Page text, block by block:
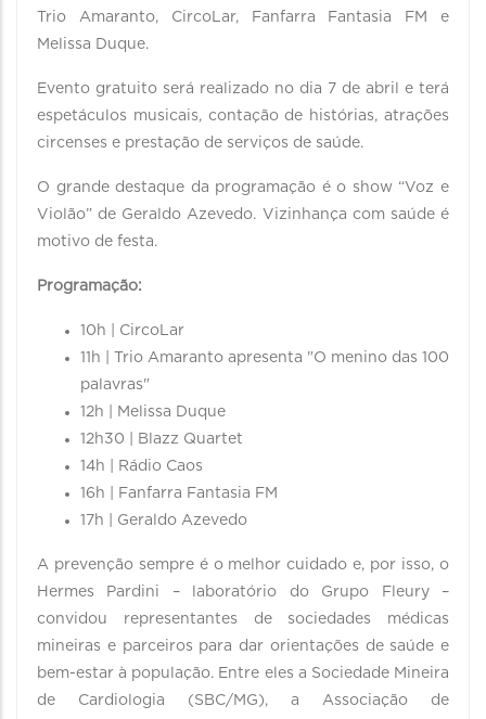
Trio Amaranto, CircoLar, Fanfarra Fantasia FM e
Melissa Duque.
Evento gratuito será realizado no dia 7 de abril e terá
espetáculos musicais, contação de histórias, atrações
circenses e prestação de serviços de saúde.
O grande destaque da programação é o show “Voz e
Violão” de Geraldo Azevedo. Vizinhança com saúde é
motivo de festa.
Programação:
10h | CircoLar
11h | Trio Amaranto apresenta "O menino das 100
palavras"
12h | Melissa Duque
12h30 | Blazz Quartet
14h | Rádio Caos
16h | Fanfarra Fantasia FM
17h | Geraldo Azevedo
A prevenção sempre é o melhor cuidado e, por isso, o
Hermes Pardini – laboratório do Grupo Fleury –
convidou representantes de sociedades médicas
mineiras e parceiros para dar orientações de saúde e
bem-estar à população. Entre eles a Sociedade Mineira
de Cardiologia (SBC/MG), a Associação de